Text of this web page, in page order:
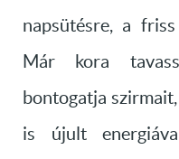
napsütésre, a
Már kora
bontogatja
is újult